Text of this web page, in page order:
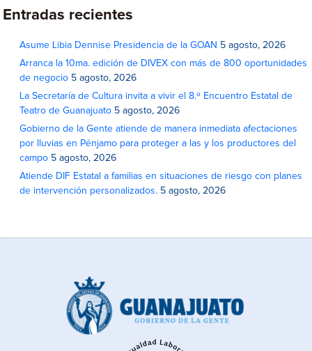
Entradas recientes
Asume Libia Dennise Presidencia de la GOAN 5 agosto, 2026
Arranca la 10ma. edición de DIVEX con más de 800 oportunidades
de negocio 5 agosto, 2026
La Secretaría de Cultura invita a vivir el 8.º Encuentro Estatal de
Teatro de Guanajuato 5 agosto, 2026
Gobierno de la Gente atiende de manera inmediata afectaciones
por lluvias en Pénjamo para proteger a las y los productores del
campo 5 agosto, 2026
Atiende DIF Estatal a familias en situaciones de riesgo con planes
de intervención personalizados. 5 agosto, 2026